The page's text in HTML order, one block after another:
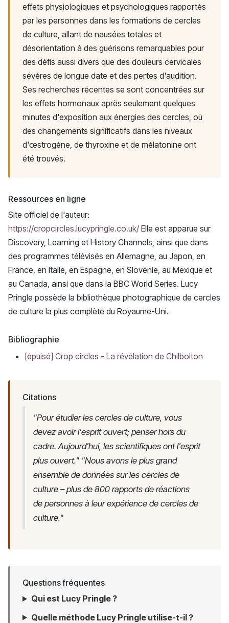
effets physiologiques et psychologiques rapportés
par les personnes dans les formations de cercles
de culture, allant de nausées totales et
désorientation à des guérisons remarquables pour
des défis aussi divers que des douleurs cervicales
sévères de longue date et des pertes d'audition.
Ses recherches récentes se sont concentrées sur
les effets hormonaux après seulement quelques
minutes d'exposition aux énergies des cercles, où
des changements significatifs dans les niveaux
d'œstrogène, de thyroxine et de mélatonine ont
été trouvés.
Ressources en ligne
Site officiel de l'auteur:
https://cropcircles.lucypringle.co.uk/ Elle est apparue sur
Discovery, Learning et History Channels, ainsi que dans
des programmes télévisés en Allemagne, au Japon, en
France, en Italie, en Espagne, en Slovénie, au Mexique et
au Canada, ainsi que dans la BBC World Series. Lucy
Pringle possède la bibliothèque photographique de cercles
de culture la plus complète du Royaume-Uni.
Bibliographie
[épuisé] Crop circles - La révélation de Chilbolton
Citations
"Pour étudier les cercles de culture, vous
devez avoir l'esprit ouvert; penser hors du
cadre. Aujourd'hui, les scientifiques ont l'esprit
plus ouvert." "Nous avons le plus grand
ensemble de données sur les cercles de
culture – plus de 800 rapports de réactions
de personnes à leur expérience de cercles de
culture."
Questions fréquentes
Qui est Lucy Pringle ?
Quelle méthode Lucy Pringle utilise-t-il ?